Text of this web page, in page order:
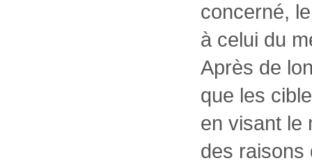
concerné,
à celui du
Après de
que les
en visant le
des raisons